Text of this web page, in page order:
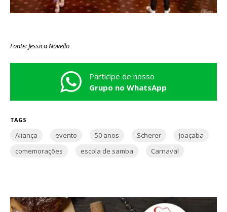
Fonte: Jessica Novello
Participe de nosso
Grupo no WhatsApp
TAGS
Aliança evento 50 anos Scherer
Joaçaba
comemorações
escola de samba Carnaval